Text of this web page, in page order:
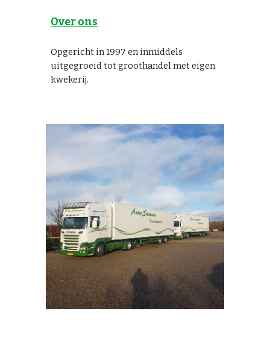
Over ons
Opgericht in 1997 en inmiddels
uitgegroeid tot groothandel met eigen
kwekerij.